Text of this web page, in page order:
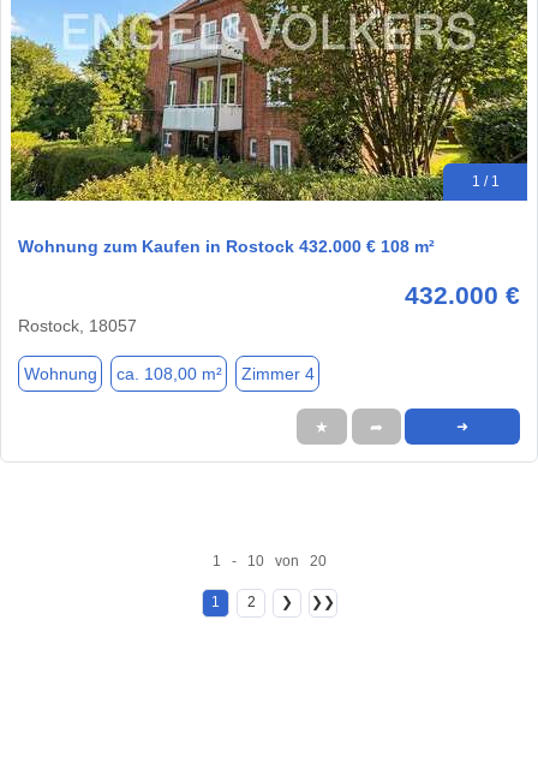
1 / 1
Wohnung zum Kaufen in Rostock 432.000 € 108 m²
432.000 €
Rostock, 18057
Wohnung ca. 108,00 m² Zimmer 4
★ ➦ ➜
1 - 10 von 20
1 2 ❯ ❯❯